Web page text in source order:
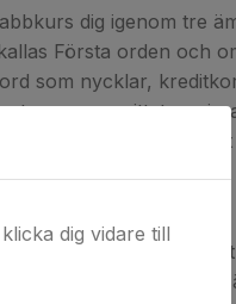
dig igenom tre
Första orden och
som nycklar,
i mat och dryck
lite bättre rustad på
Den innehåller
dig vidare till